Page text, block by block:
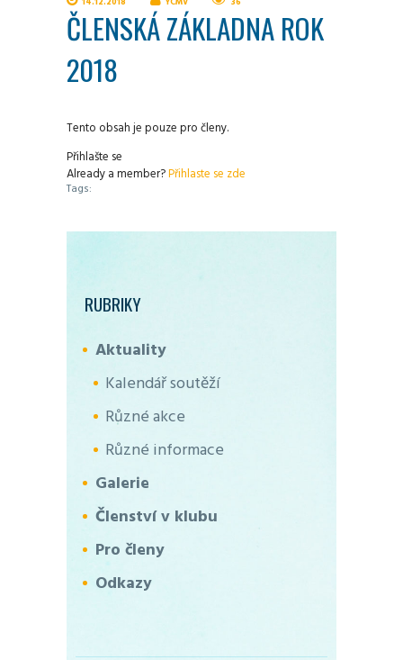
ČLENSKÁ ZÁKLADNA ROK
2018
Tento obsah je pouze pro členy.
Přihlašte se
Already a member?Přihlaste se zde
Tags:
RUBRIKY
Aktuality
Kalendář soutěží
Různé akce
Různé informace
Galerie
Členství v klubu
Pro členy
Odkazy